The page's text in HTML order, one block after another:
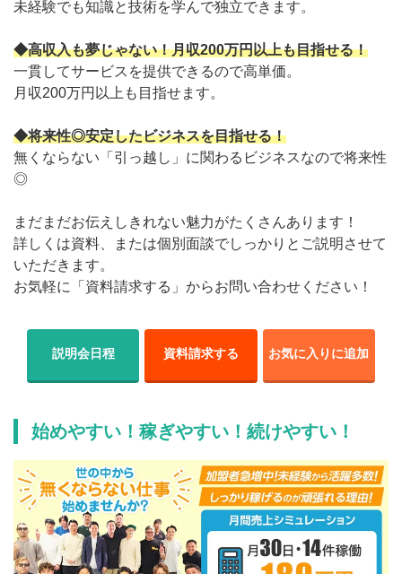
未経験でも知識と技術を学んで独立できます。
◆高収入も夢じゃない！月収200万円以上も目指せる！
一貫してサービスを提供できるので高単価。
月収200万円以上も目指せます。
◆将来性◎安定したビジネスを目指せる！
無くならない「引っ越し」に関わるビジネスなので将来性
◎
まだまだお伝えしきれない魅力がたくさんあります！
詳しくは資料、または個別面談でしっかりとご説明させて
いただきます。
お気軽に「資料請求する」からお問い合わせください！
説明会日程 資料請求する お気に入りに追加
始めやすい！稼ぎやすい！続けやすい！